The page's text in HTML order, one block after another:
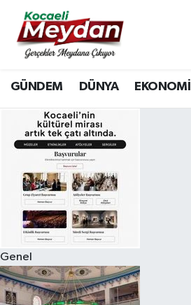
GÜNDEM DÜNYA EKONOMİ
Genel
Nöbetçi Eczaneler
Hava Durumu
Trafik Durumu
Süper Lig Puan Durumu ve
Tüm Manşetler
Son Dakika Haberleri
Haber Arşivi